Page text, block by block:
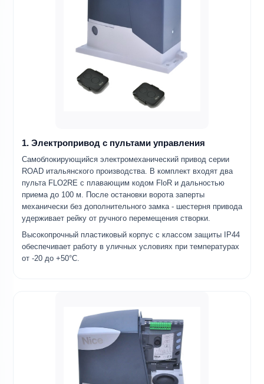
1. Электропривод с пультами управления
Самоблокирующийся электромеханический привод серии
ROAD итальянского производства. В комплект входят два
пульта FLO2RE с плавающим кодом FloR и дальностью
приема до 100 м. После остановки ворота заперты
механически без дополнительного замка - шестерня привода
удерживает рейку от ручного перемещения створки.
Высокопрочный пластиковый корпус с классом защиты IP44
обеспечивает работу в уличных условиях при температурах
от -20 до +50°C.